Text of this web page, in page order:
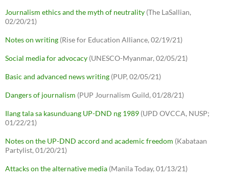
Journalism ethics and the myth of neutrality (The LaSallian,
02/20/21)
Notes on writing (Rise for Education Alliance, 02/19/21)
Social media for advocacy (UNESCO-Myanmar, 02/05/21)
Basic and advanced news writing (PUP, 02/05/21)
Dangers of journalism (PUP Journalism Guild, 01/28/21)
Ilang tala sa kasunduang UP-DND ng 1989 (UPD OVCCA, NUSP;
01/22/21)
Notes on the UP-DND accord and academic freedom (Kabataan
Partylist, 01/20/21)
Attacks on the alternative media (Manila Today, 01/13/21)